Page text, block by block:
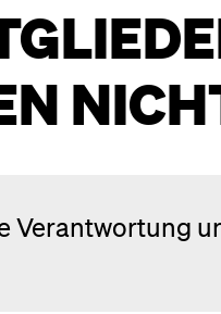
Verantwortung